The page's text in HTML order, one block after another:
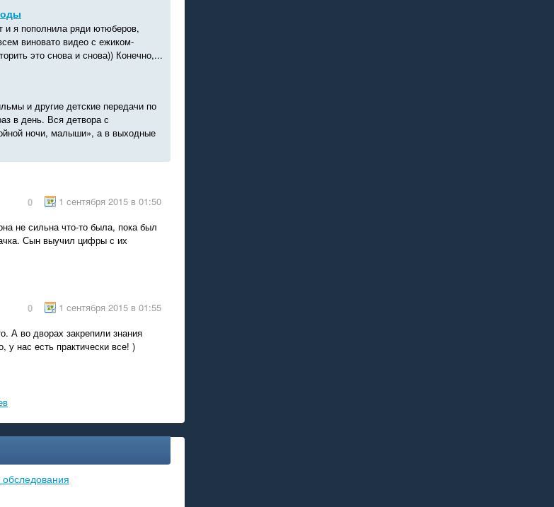
и я пополнила ряди ютюберов,
виновато видео с ежиком-
это снова и снова)) Конечно,...
и другие детские передачи по
в день. Вся детвора с
ночи, малыши», а в выходные
1 сентября 2015 в 01:50
0
не сильна что-то была, пока был
Сын выучил цифры с их
1 сентября 2015 в 01:55
0
А во дворах закрепили знания
у нас есть практически все! )
обследования